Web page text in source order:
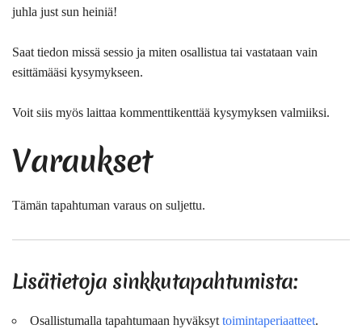
juhla just sun heiniä!
Saat tiedon missä sessio ja miten osallistua tai vastataan vain
esittämääsi kysymykseen.
Voit siis myös laittaa kommenttikenttää kysymyksen valmiiksi.
Varaukset
Tämän tapahtuman varaus on suljettu.
Lisätietoja sinkkutapahtumista:
Osallistumalla tapahtumaan hyväksyt toimintaperiaatteet.